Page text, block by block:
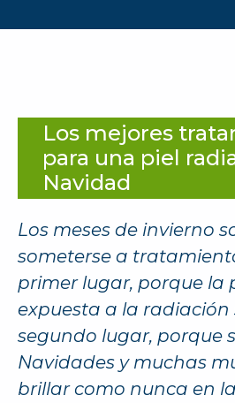
Los mejores
para una piel
Navidad
Los meses de invierno
someterse a
primer lugar, porque la
expuesta a la radiación
segundo lugar, porque
Navidades y muchas
brillar como nunca en